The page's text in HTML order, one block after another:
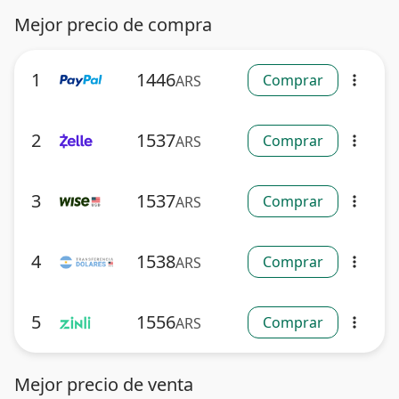
Mejor precio de compra
1 1446ARS Comprar more_vert
2 1537ARS Comprar more_vert
3 1537ARS Comprar more_vert
4 1538ARS Comprar more_vert
5 1556ARS Comprar more_vert
Mejor precio de venta